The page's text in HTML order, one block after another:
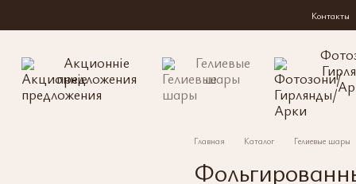
Контакты
Акционніе
предложения
Гелиевые
шары
Главная Каталог Гелиевые шары